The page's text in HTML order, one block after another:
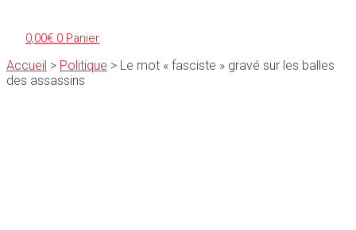
0,00€ 0 Panier
Accueil > Politique > Le mot « fasciste » gravé sur les balles
des assassins